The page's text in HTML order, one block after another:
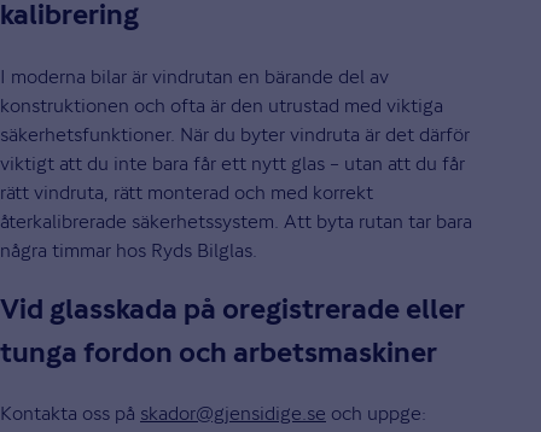
kalibrering
I moderna bilar är vindrutan en bärande del av
konstruktionen och ofta är den utrustad med viktiga
säkerhetsfunktioner. När du byter vindruta är det därför
viktigt att du inte bara får ett nytt glas – utan att du får
rätt vindruta, rätt monterad och med korrekt
återkalibrerade säkerhetssystem. Att byta rutan tar bara
några timmar hos Ryds Bilglas.
Vid glasskada på oregistrerade eller
tunga fordon och arbetsmaskiner
Kontakta oss på skador@gjensidige.se och uppge: